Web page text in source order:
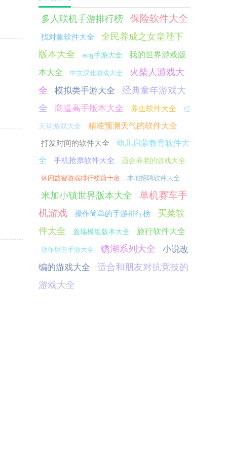
多人联机手游排行榜 保险软件大全
找对象软件大全
全民养成之女皇陛下
版本大全
acg手游大全 我的世界游戏版
本大全 中文汉化游戏大全
火柴人游戏大
全
模拟类手游大全
经典童年游戏大
全
商道高手版本大全 养生软件大全 任
天堂游戏大全
精准预测天气的软件大全
打发时间的软件大全
幼儿启蒙教育软件大
全
手机抢票软件大全 适合养老的游戏大全
休闲益智游戏排行榜前十名 本地招聘软件大全
米加小镇世界版本大全
单机赛车手
机游戏
操作简单的手游排行榜
买菜软
件大全
盖瑞模组版本大全 旅行软件大全
动作射击手游大全 锈湖系列大全
小说改
编的游戏大全
适合和朋友对抗竞技的
游戏大全